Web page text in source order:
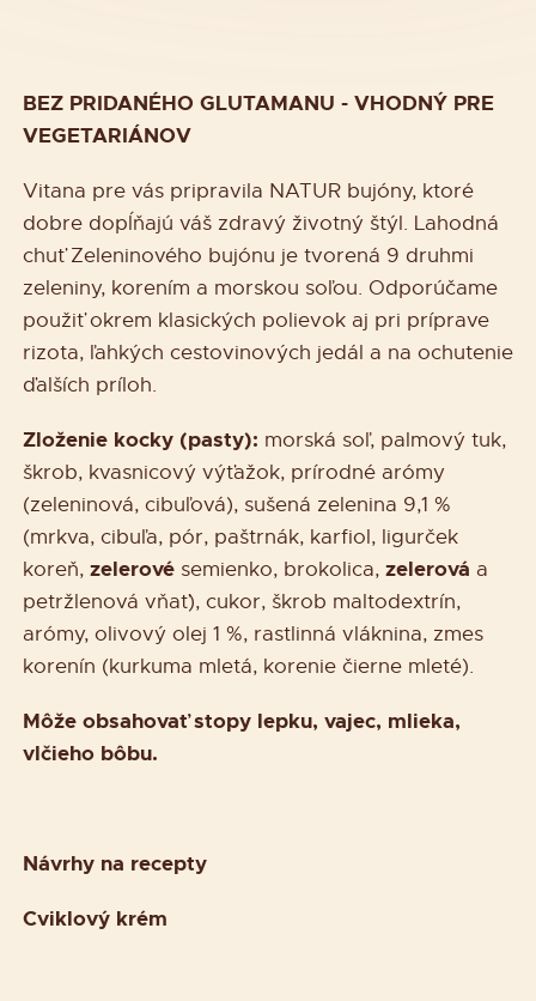
BEZ PRIDANÉHO GLUTAMANU - VHODNÝ PRE
VEGETARIÁNOV
Vitana pre vás pripravila NATUR bujóny, ktoré
dobre dopĺňajú váš zdravý životný štýl. Lahodná
chuť Zeleninového bujónu je tvorená 9 druhmi
zeleniny, korením a morskou soľou. Odporúčame
použiť okrem klasických polievok aj pri príprave
rizota, ľahkých cestovinových jedál a na ochutenie
ďalších príloh.
Zloženie kocky (pasty): morská soľ, palmový tuk,
škrob, kvasnicový výťažok, prírodné arómy
(zeleninová, cibuľová), sušená zelenina 9,1 %
(mrkva, cibuľa, pór, paštrnák, karfiol, ligurček
koreň, zelerové semienko, brokolica, zelerová a
petržlenová vňať), cukor, škrob maltodextrín,
arómy, olivový olej 1 %, rastlinná vláknina, zmes
korenín (kurkuma mletá, korenie čierne mleté).
Môže obsahovať stopy lepku, vajec, mlieka,
vlčieho bôbu.
Návrhy na recepty
Cviklový krém